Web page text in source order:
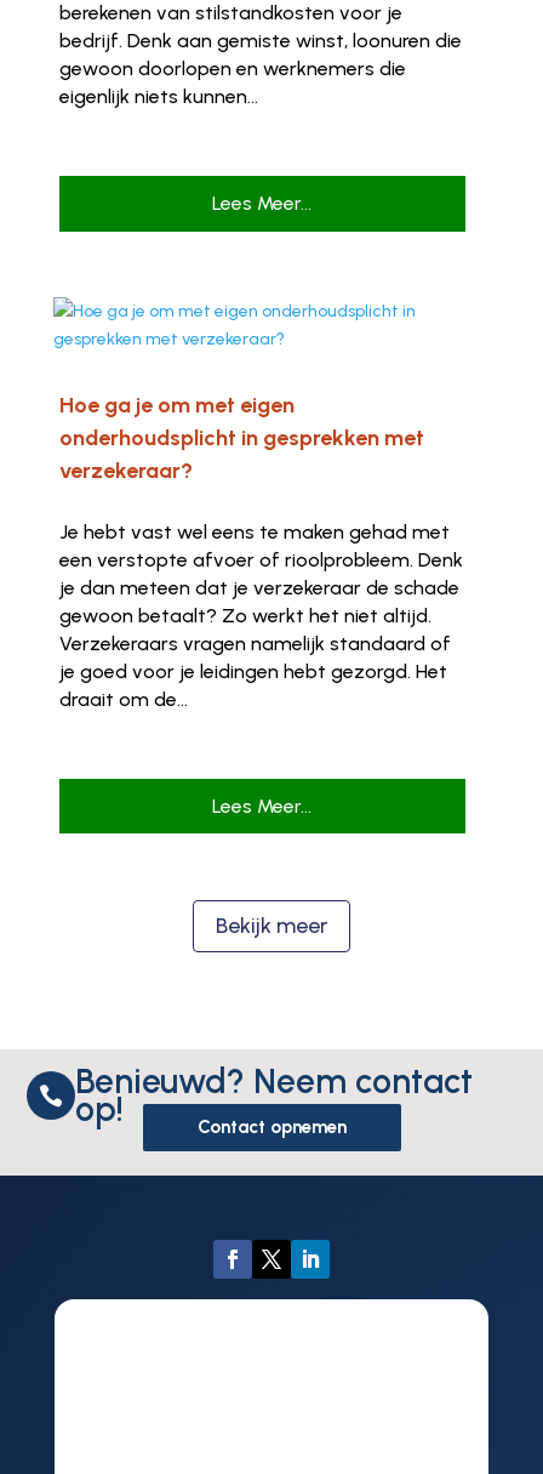
berekenen van stilstandkosten voor je
bedrijf. Denk aan gemiste winst, loonuren die
gewoon doorlopen en werknemers die
eigenlijk niets kunnen...
Lees Meer...
Hoe ga je om met eigen
onderhoudsplicht in gesprekken met
verzekeraar?
Je hebt vast wel eens te maken gehad met
een verstopte afvoer of rioolprobleem. Denk
je dan meteen dat je verzekeraar de schade
gewoon betaalt? Zo werkt het niet altijd.
Verzekeraars vragen namelijk standaard of
je goed voor je leidingen hebt gezorgd. Het
draait om de...
Lees Meer...
Bekijk meer
 Benieuwd? Neem contact
op! Contact opnemen